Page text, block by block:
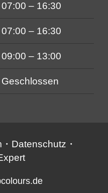
07:00 – 16:30
07:00 – 16:30
09:00 – 13:00
Geschlossen
・ Datenschutz ・